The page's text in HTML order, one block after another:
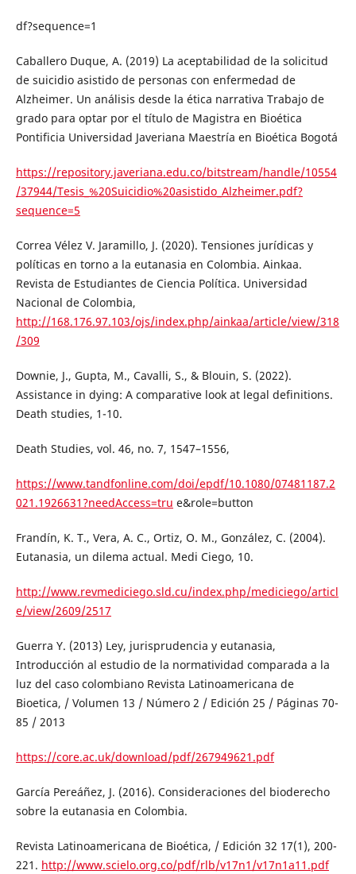
df?sequence=1
Caballero Duque, A. (2019) La aceptabilidad de la solicitud
de suicidio asistido de personas con enfermedad de
Alzheimer. Un análisis desde la ética narrativa Trabajo de
grado para optar por el título de Magistra en Bioética
Pontificia Universidad Javeriana Maestría en Bioética Bogotá
https://repository.javeriana.edu.co/bitstream/handle/10554
/37944/Tesis_%20Suicidio%20asistido_Alzheimer.pdf?
sequence=5
Correa Vélez V. Jaramillo, J. (2020). Tensiones jurídicas y
políticas en torno a la eutanasia en Colombia. Ainkaa.
Revista de Estudiantes de Ciencia Política. Universidad
Nacional de Colombia,
http://168.176.97.103/ojs/index.php/ainkaa/article/view/318
/309
Downie, J., Gupta, M., Cavalli, S., & Blouin, S. (2022).
Assistance in dying: A comparative look at legal definitions.
Death studies, 1-10.
Death Studies, vol. 46, no. 7, 1547–1556,
https://www.tandfonline.com/doi/epdf/10.1080/07481187.2
021.1926631?needAccess=tru e&role=button
Frandín, K. T., Vera, A. C., Ortiz, O. M., González, C. (2004).
Eutanasia, un dilema actual. Medi Ciego, 10.
http://www.revmediciego.sld.cu/index.php/mediciego/articl
e/view/2609/2517
Guerra Y. (2013) Ley, jurisprudencia y eutanasia,
Introducción al estudio de la normatividad comparada a la
luz del caso colombiano Revista Latinoamericana de
Bioetica, / Volumen 13 / Número 2 / Edición 25 / Páginas 70-
85 / 2013
https://core.ac.uk/download/pdf/267949621.pdf
García Pereáñez, J. (2016). Consideraciones del bioderecho
sobre la eutanasia en Colombia.
Revista Latinoamericana de Bioética, / Edición 32 17(1), 200-
221. http://www.scielo.org.co/pdf/rlb/v17n1/v17n1a11.pdf